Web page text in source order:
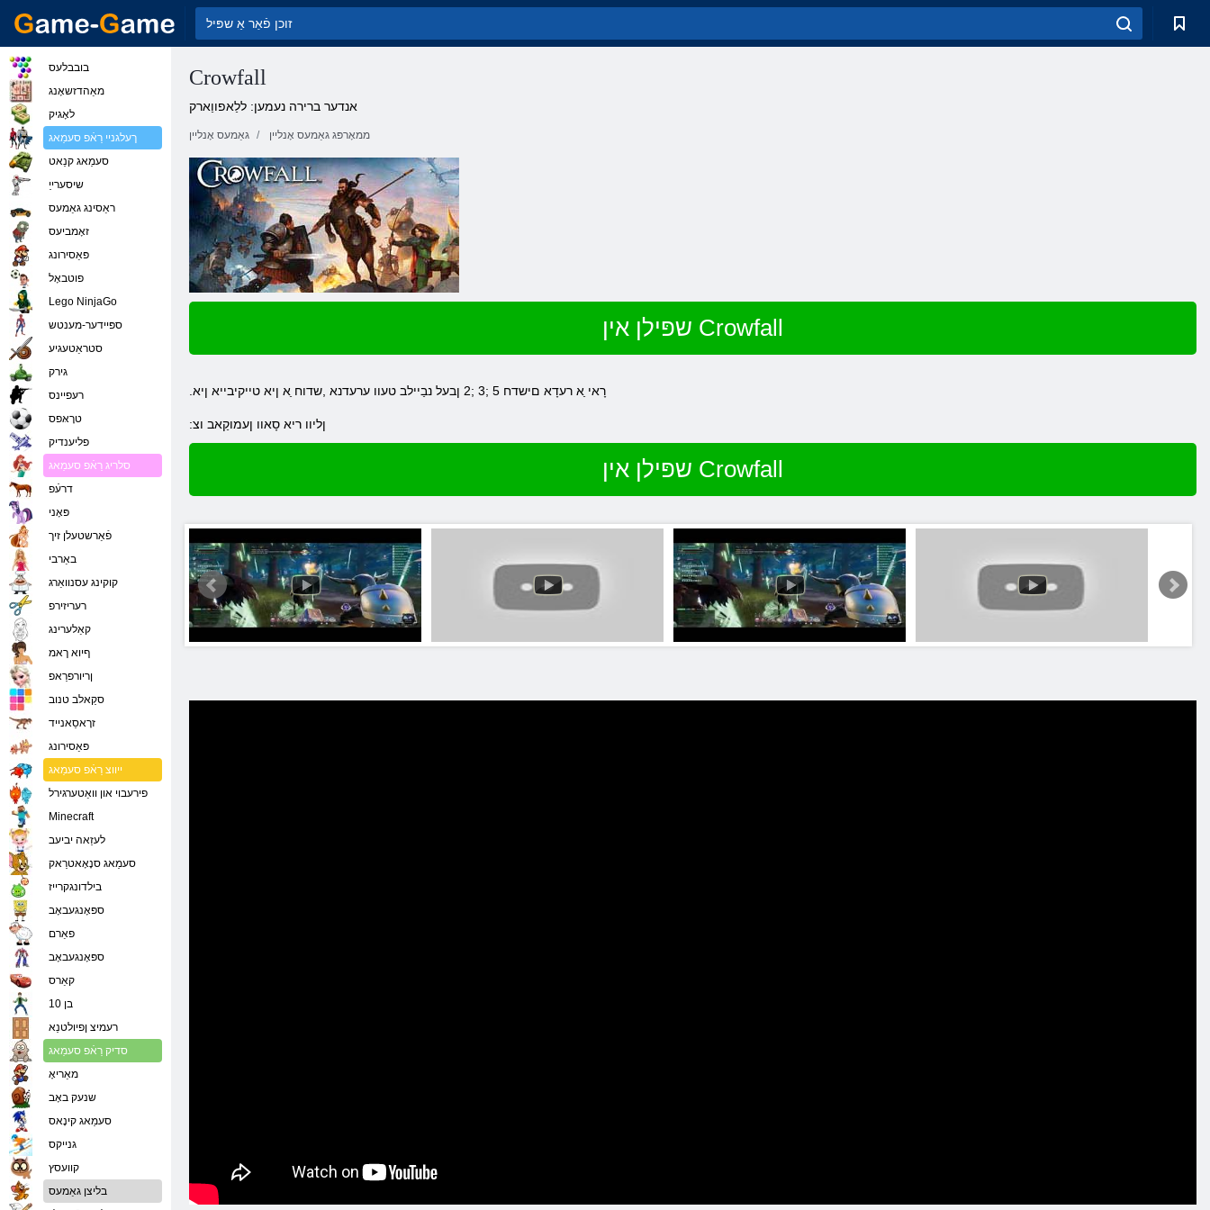
Crowfall
אנדער ברירה נעמען: ללַאפווַארק
גאַמעס אָנליין ממאָרפּג גאַמעס אָנליין
שפּילן אין Crowfall
.רָאי ַא רעדָא םישדח 5 ;3 ;2 ןבעל נבַיילב טעוו ערעדנא ,שדוח ַא ןיא טייקיבייא ןיא
:ןליוו ריא סָאוו ןעמוקַאב וצ
שפּילן אין Crowfall
בובבלעס
מאַהדזשאָנג
לאָגיק
ךעלגניי רַאֿפ סעמַאג
סעמַאג קנַאט
שיסערייַ
ראַסינג גאַמעס
זאָמביעס
פּאַסירונג
פוטבאָל
Lego NinjaGo
ספּיידער-מענטש
סטראַטעגיע
גירק
רעּפיינס
טרָאּפס
פליענדיק
סלריג רַאֿפ סעמַאג
דרעֿפ
פּאָני
פֿאַרשטעלן זיך
באַרבי
קוקינג עסנוואַרג
רעריזירפ
קאַלערינג
ףיוא ךאמ
ןריורפרַאפ
סקַאלב טנוב
זרָאסַאנייד
פּאַסירונג
ייווצ רַאֿפ סעמַאג
פירעבוי און וואַטערגירל
Minecraft
לעזַאה יביעב
סעמַאג סנָאָאטרַאק
בילדונגקרייז
ספּאָנגעבאָב
פאַרם
ספּאָנגעבאָב
קאַרס
בן 10
רעמיצ ןפיולטנַא
סדיק רַאֿפ סעמַאג
מאַריאָ
שנעק באָב
סעמַאג קינָאס
גנייקס
קוועסץ
בליצן גאַמעס